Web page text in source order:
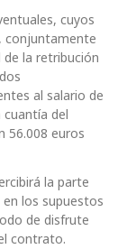
cuyos
conjuntamente
la retribución
al salario de
cuantía del
56.008 euros
la parte
los supuestos
de disfrute
contrato.